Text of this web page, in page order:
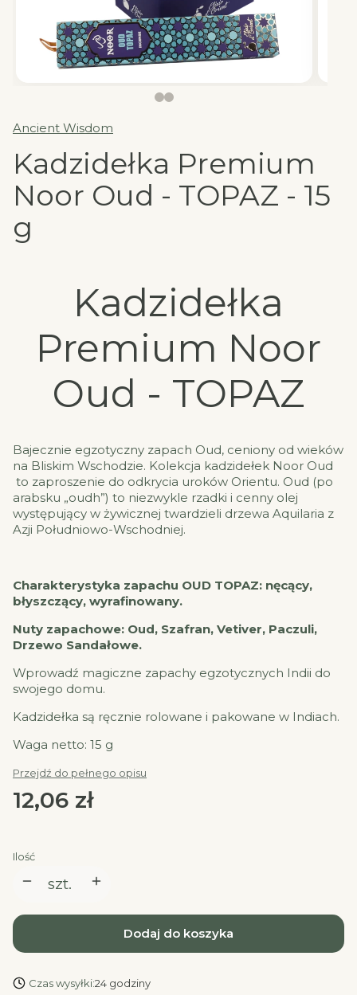
Ancient Wisdom
Kadzidełka Premium
Noor Oud - TOPAZ - 15
g
Kadzidełka
Premium Noor
Oud - TOPAZ
Bajecznie egzotyczny zapach Oud, ceniony od wieków
na Bliskim Wschodzie. Kolekcja kadzidełek Noor Oud
to zaproszenie do odkrycia uroków Orientu. Oud (po
arabsku „oudh”) to niezwykle rzadki i cenny olej
występujący w żywicznej twardzieli drzewa Aquilaria z
Azji Południowo-Wschodniej.
Charakterystyka zapachu OUD TOPAZ: nęcący,
błyszczący, wyrafinowany.
Nuty zapachowe: Oud, Szafran, Vetiver, Paczuli,
Drzewo Sandałowe.
Wprowadź magiczne zapachy egzotycznych Indii do
swojego domu.
Kadzidełka są ręcznie rolowane i pakowane w Indiach.
Waga netto: 15 g
Przejdź do pełnego opisu
Cena
12,06 zł
Ilość
szt.
Dodaj do koszyka
Czas wysyłki:24 godziny